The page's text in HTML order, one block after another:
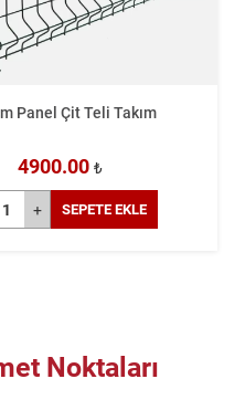
Panel Çit Teli Takım
4900.00 ₺
SEPETE EKLE
Noktaları